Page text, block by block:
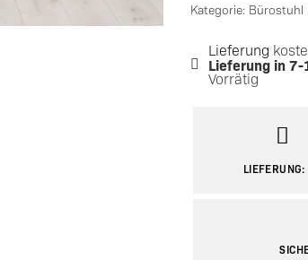
Kategorie: Bürostuhl
Lieferung
Lieferung in7-
Vorrätig